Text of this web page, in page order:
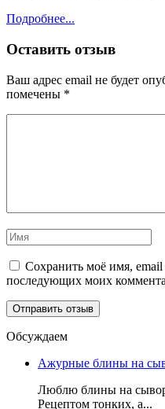
Подробнее...
Оставить отзыв
Ваш адрес email не будет
помечены *
Сохранить моё имя, email
последующих моих
Обсуждаем
Ажурные блины на
Люблю блины на
Рецептом тонких, а...